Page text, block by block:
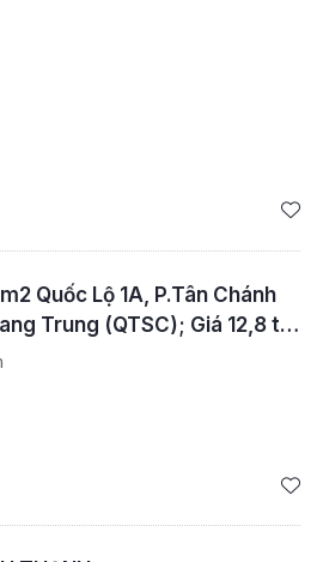
Quốc Lộ 1A, P.Tân Chánh
Trung (QTSC); Giá 12,8 tỷ